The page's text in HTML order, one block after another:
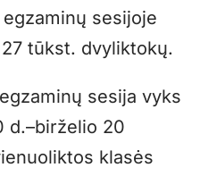
sesijoje
tūkst. dvyliktokų.
sesija vyks
d.–birželio 20
klasės